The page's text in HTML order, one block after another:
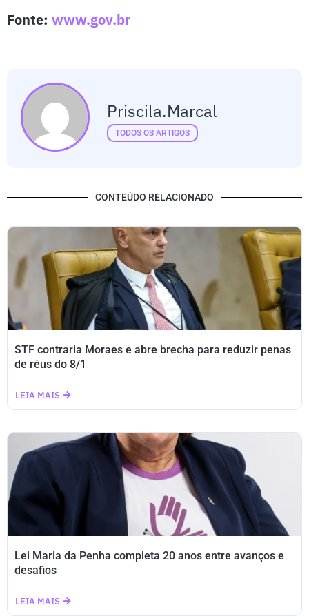
Fonte: www.gov.br
Priscila.marcal
TODOS OS ARTIGOS
CONTEÚDO RELACIONADO
STF contraria Moraes e abre brecha para reduzir penas
de réus do 8/1
LEIA MAIS
Lei Maria da Penha completa 20 anos entre avanços e
desafios
LEIA MAIS